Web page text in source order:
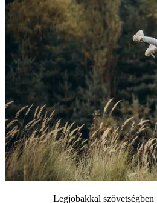
Legjobakkal szövetségben